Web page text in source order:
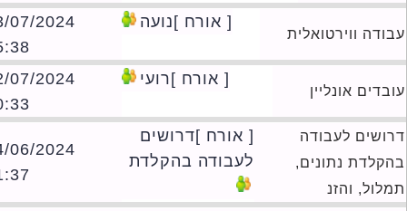
ווירטואלית
[ אורח ]נועה
03/07/2024
15:38
אונליין
[ אורח ]רועי
02/07/2024
10:33
לעבודה
נתונים,
והזנ
[ אורח ]דרושים
לעבודה בהקלדת
24/06/2024
21:37